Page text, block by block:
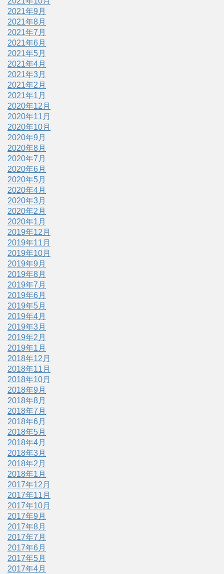
2021年9月
2021年8月
2021年7月
2021年6月
2021年5月
2021年4月
2021年3月
2021年2月
2021年1月
2020年12月
2020年11月
2020年10月
2020年9月
2020年8月
2020年7月
2020年6月
2020年5月
2020年4月
2020年3月
2020年2月
2020年1月
2019年12月
2019年11月
2019年10月
2019年9月
2019年8月
2019年7月
2019年6月
2019年5月
2019年4月
2019年3月
2019年2月
2019年1月
2018年12月
2018年11月
2018年10月
2018年9月
2018年8月
2018年7月
2018年6月
2018年5月
2018年4月
2018年3月
2018年2月
2018年1月
2017年12月
2017年11月
2017年10月
2017年9月
2017年8月
2017年7月
2017年6月
2017年5月
2017年4月